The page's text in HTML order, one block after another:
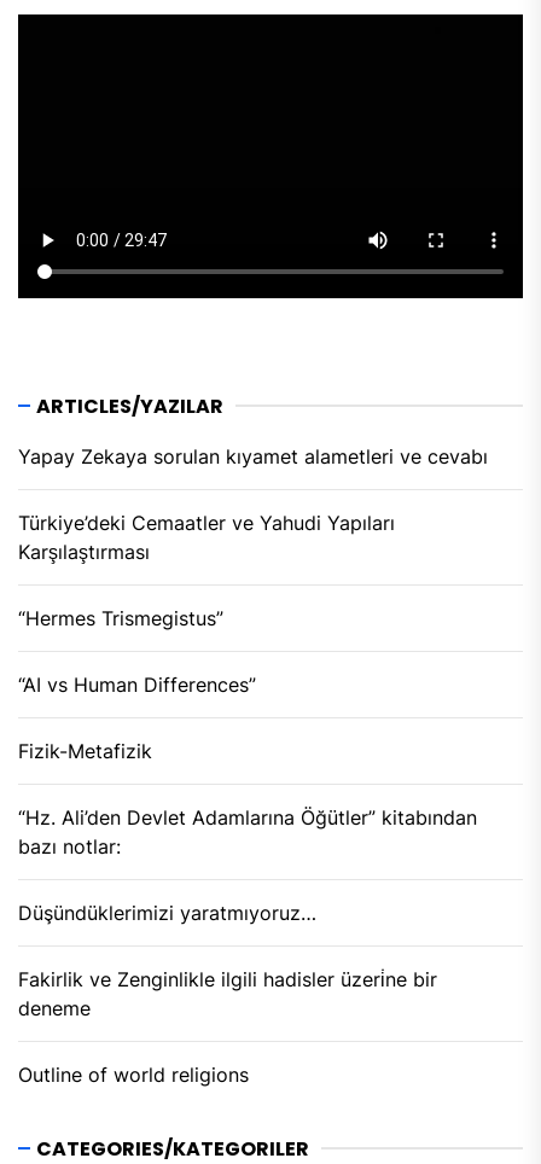
ARTICLES/YAZILAR
Yapay Zekaya sorulan kıyamet alametleri ve cevabı
Türkiye’deki Cemaatler ve Yahudi Yapıları
Karşılaştırması
“Hermes Trismegistus”
“AI vs Human Differences”
Fizik-Metafizik
“Hz. Ali’den Devlet Adamlarına Öğütler” kitabından
bazı notlar:
Düşündüklerimizi yaratmıyoruz…
Fakirlik ve Zenginlikle ilgili hadisler üzeri̇ne bir
deneme
Outline of world religions
CATEGORIES/KATEGORILER